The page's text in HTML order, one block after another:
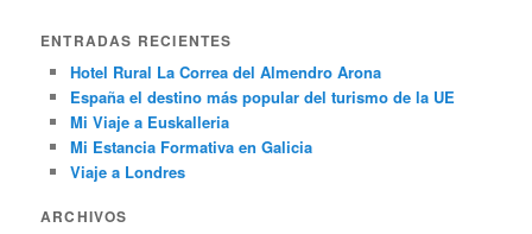
ENTRADAS RECIENTES
Hotel Rural La Correa del Almendro Arona
España el destino más popular del turismo de la UE
Mi Viaje a Euskalleria
Mi Estancia Formativa en Galicia
Viaje a Londres
ARCHIVOS